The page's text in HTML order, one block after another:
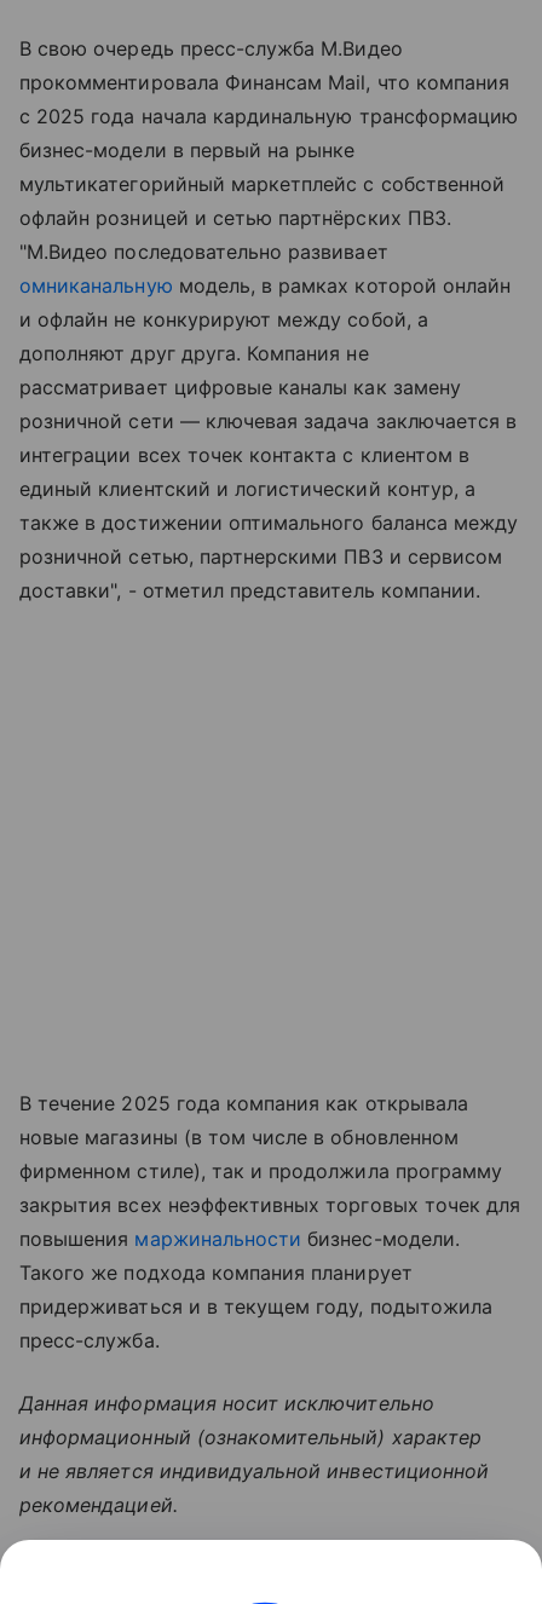
В свою очередь пресс-служба М.Видео
прокомментировала Финансам Mail, что компания
с 2025 года начала кардинальную трансформацию
бизнес-модели в первый на рынке
мультикатегорийный маркетплейс с собственной
офлайн розницей и сетью партнёрских ПВЗ.
"М.Видео последовательно развивает
омниканальную модель, в рамках которой онлайн
и офлайн не конкурируют между собой, а
дополняют друг друга. Компания не
рассматривает цифровые каналы как замену
розничной сети — ключевая задача заключается в
интеграции всех точек контакта с клиентом в
единый клиентский и логистический контур, а
также в достижении оптимального баланса между
розничной сетью, партнерскими ПВЗ и сервисом
доставки", - отметил представитель компании.
В течение 2025 года компания как открывала
новые магазины (в том числе в обновленном
фирменном стиле), так и продолжила программу
закрытия всех неэффективных торговых точек для
повышения маржинальности бизнес-модели.
Такого же подхода компания планирует
придерживаться и в текущем году, подытожила
пресс-служба.
Данная информация носит исключительно
информационный (ознакомительный) характер
и не является индивидуальной инвестиционной
рекомендацией.